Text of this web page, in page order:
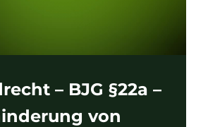
– BJG §22a –
von